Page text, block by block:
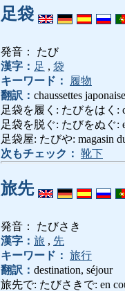
足袋
発音： たび
漢字： 足 , 袋
キーワード：
履物
翻訳： chaussettes
足袋を履く: たびをはく:
足袋を脱ぐ: たびをぬぐ:
足袋屋: たびや: magasin
次もチェック： 靴下
旅先
発音： たびさき
漢字： 旅 , 先
キーワード： 旅行
翻訳： destination, séjour
旅先で: たびさきで: en